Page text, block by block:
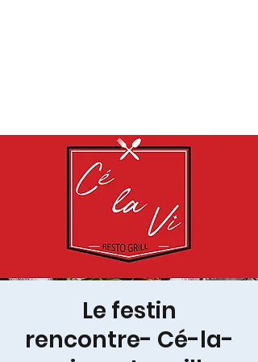
Le festin
rencontre- Cé-la-